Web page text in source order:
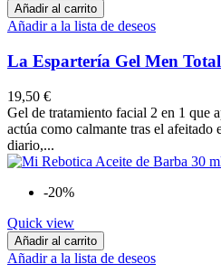
Añadir al carrito
Añadir a la lista de deseos
La Espartería Gel Men
19,50 €
Gel de tratamiento facial 2 en 1 que
actúa como calmante tras el afeitado
diario,...
-20%
Quick view
Añadir al carrito
Añadir a la lista de deseos